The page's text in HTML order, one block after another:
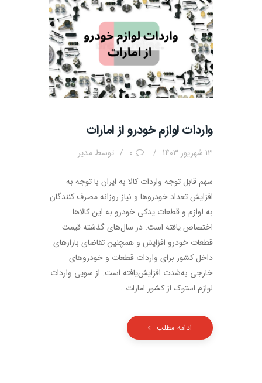
واردات لوازم خودرو از امارات
13 شهریور 1403 0 توسط مدیر
سهم قابل توجه واردات کالا به ایران با توجه به
افزایش تعداد خودروها و نیاز روزانه مصرف کنندگان
به لوازم و قطعات یدکی خودرو به این کالاها
اختصاص یافته است. در سال‌های گذشته قیمت
قطعات خودرو افزایش و همچنین تقاضای بازارهای
داخل کشور برای واردات قطعات و خودروهای
خارجی به‌شدت افزایش‌یافته است. از سویی واردات
لوازم استوک از کشور امارات…
ادامه مطلب